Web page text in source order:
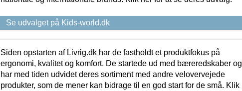
Se udvalget på Kids-world.dk
Siden opstarten af Livrig.dk har de fastholdt et produktfokus på
ergonomi, kvalitet og komfort. De startede ud med bæreredskaber og
har med tiden udvidet deres sortiment med andre velovervejede
produkter, som de mener kan bidrage til en god start for de små. Klik